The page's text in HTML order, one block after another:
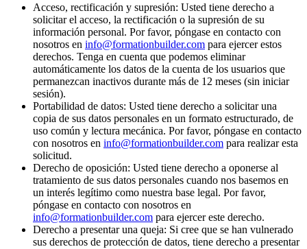
Acceso, rectificación y supresión: Usted tiene derecho a
solicitar el acceso, la rectificación o la supresión de su
información personal. Por favor, póngase en contacto con
nosotros en info@formationbuilder.com para ejercer estos
derechos. Tenga en cuenta que podemos eliminar
automáticamente los datos de la cuenta de los usuarios que
permanezcan inactivos durante más de 12 meses (sin iniciar
sesión).
Portabilidad de datos: Usted tiene derecho a solicitar una
copia de sus datos personales en un formato estructurado, de
uso común y lectura mecánica. Por favor, póngase en contacto
con nosotros en info@formationbuilder.com para realizar esta
solicitud.
Derecho de oposición: Usted tiene derecho a oponerse al
tratamiento de sus datos personales cuando nos basemos en
un interés legítimo como nuestra base legal. Por favor,
póngase en contacto con nosotros en
info@formationbuilder.com para ejercer este derecho.
Derecho a presentar una queja: Si cree que se han vulnerado
sus derechos de protección de datos, tiene derecho a presentar